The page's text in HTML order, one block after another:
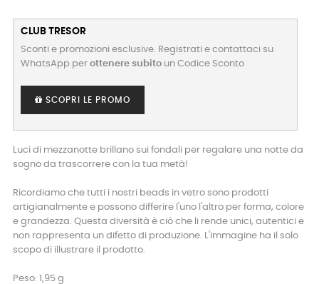
CLUB TRESOR
Sconti e promozioni esclusive. Registrati e contattaci su
WhatsApp per ottenere subito un Codice Sconto
SCOPRI LE PROMO
Luci di mezzanotte brillano sui fondali per regalare una notte da
sogno da trascorrere con la tua metà!
Ricordiamo che tutti i nostri beads in vetro sono prodotti
artigianalmente e possono differire l'uno l'altro per forma, colore
e grandezza. Questa diversità è ciò che li rende unici, autentici e
non rappresenta un difetto di produzione. L'immagine ha il solo
scopo di illustrare il prodotto.
Peso: 1,95 g